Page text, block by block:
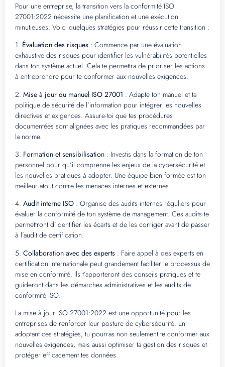
Pour une entreprise, la transition vers la conformité ISO
27001:2022 nécessite une planification et une exécution
minutieuses. Voici quelques stratégies pour réussir cette transition :
1. Évaluation des risques : Commence par une évaluation
exhaustive des risques pour identifier les vulnérabilités potentielles
dans ton système actuel. Cela te permettra de prioriser les actions
à entreprendre pour te conformer aux nouvelles exigences.
2. Mise à jour du manuel ISO 27001 : Adapte ton manuel et ta
politique de sécurité de l’information pour intégrer les nouvelles
directives et exigences. Assure-toi que tes procédures
documentées sont alignées avec les pratiques recommandées par
la norme.
3. Formation et sensibilisation : Investis dans la formation de ton
personnel pour qu’il comprenne les enjeux de la cybersécurité et
les nouvelles pratiques à adopter. Une équipe bien formée est ton
meilleur atout contre les menaces internes et externes.
4. Audit interne ISO : Organise des audits internes réguliers pour
évaluer la conformité de ton système de management. Ces audits te
permettront d’identifier les écarts et de les corriger avant de passer
à l’audit de certification.
5. Collaboration avec des experts : Faire appel à des experts en
certification internationale peut grandement faciliter le processus de
mise en conformité. Ils t’apporteront des conseils pratiques et te
guideront dans les démarches administratives et les audits de
conformité ISO.
La mise à jour ISO 27001:2022 est une opportunité pour les
entreprises de renforcer leur posture de cybersécurité. En
adoptant ces stratégies, tu pourras non seulement te conformer aux
nouvelles exigences, mais aussi optimiser ta gestion des risques et
protéger efficacement tes données.